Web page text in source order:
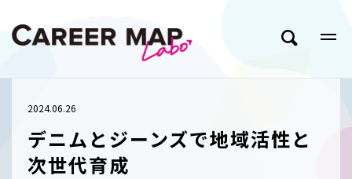
2024.06.26
デニムとジーンズで地域活性と
次世代育成